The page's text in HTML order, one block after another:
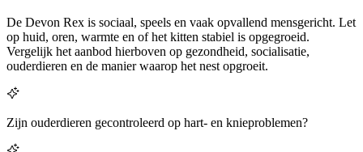
De Devon Rex is sociaal, speels en vaak opvallend mensgericht. Let
op huid, oren, warmte en of het kitten stabiel is opgegroeid.
Vergelijk het aanbod hierboven op gezondheid, socialisatie,
ouderdieren en de manier waarop het nest opgroeit.
Zijn ouderdieren gecontroleerd op hart- en knieproblemen?